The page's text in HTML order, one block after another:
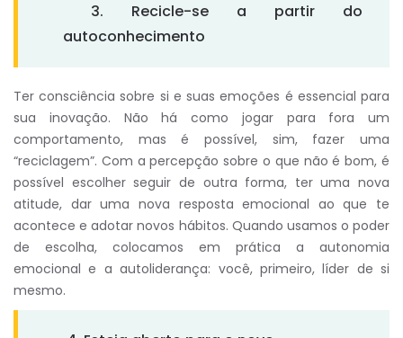
3. Recicle-se a partir do
autoconhecimento
Ter consciência sobre si e suas emoções é essencial para
sua inovação. Não há como jogar para fora um
comportamento, mas é possível, sim, fazer uma
“reciclagem”. Com a percepção sobre o que não é bom, é
possível escolher seguir de outra forma, ter uma nova
atitude, dar uma nova resposta emocional ao que te
acontece e adotar novos hábitos. Quando usamos o poder
de escolha, colocamos em prática a autonomia
emocional e a autoliderança: você, primeiro, líder de si
mesmo.